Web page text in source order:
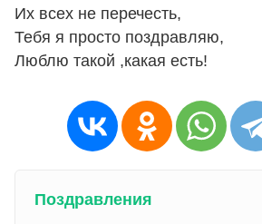
Их всех не перечесть,
Тебя я просто поздравляю,
Люблю такой ,какая есть!
Поздравления